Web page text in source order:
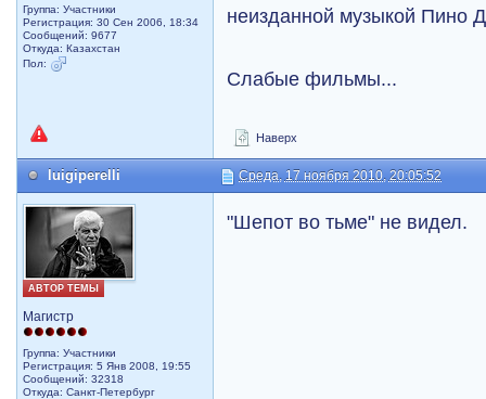
Группа: Участники
Регистрация: 30 Сен 2006, 18:34
Сообщений: 9677
Откуда: Казахстан
Пол:
неизданной музыкой Пино
Слабые фильмы...
Наверх
luigiperelli Среда, 17 ноября 2010, 20:05:52
АВТОР ТЕМЫ
Магистр
Группа: Участники
Регистрация: 5 Янв 2008, 19:55
Сообщений: 32318
Откуда: Санкт-Петербург
"Шепот во тьме" не видел.